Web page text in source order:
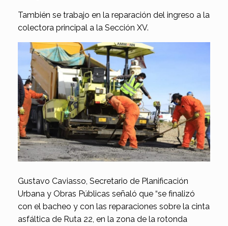
También se trabajo en la reparación del ingreso a la
colectora principal a la Sección XV.
Gustavo Caviasso, Secretario de Planificación
Urbana y Obras Públicas señaló que “se finalizó
con el bacheo y con las reparaciones sobre la cinta
asfáltica de Ruta 22, en la zona de la rotonda